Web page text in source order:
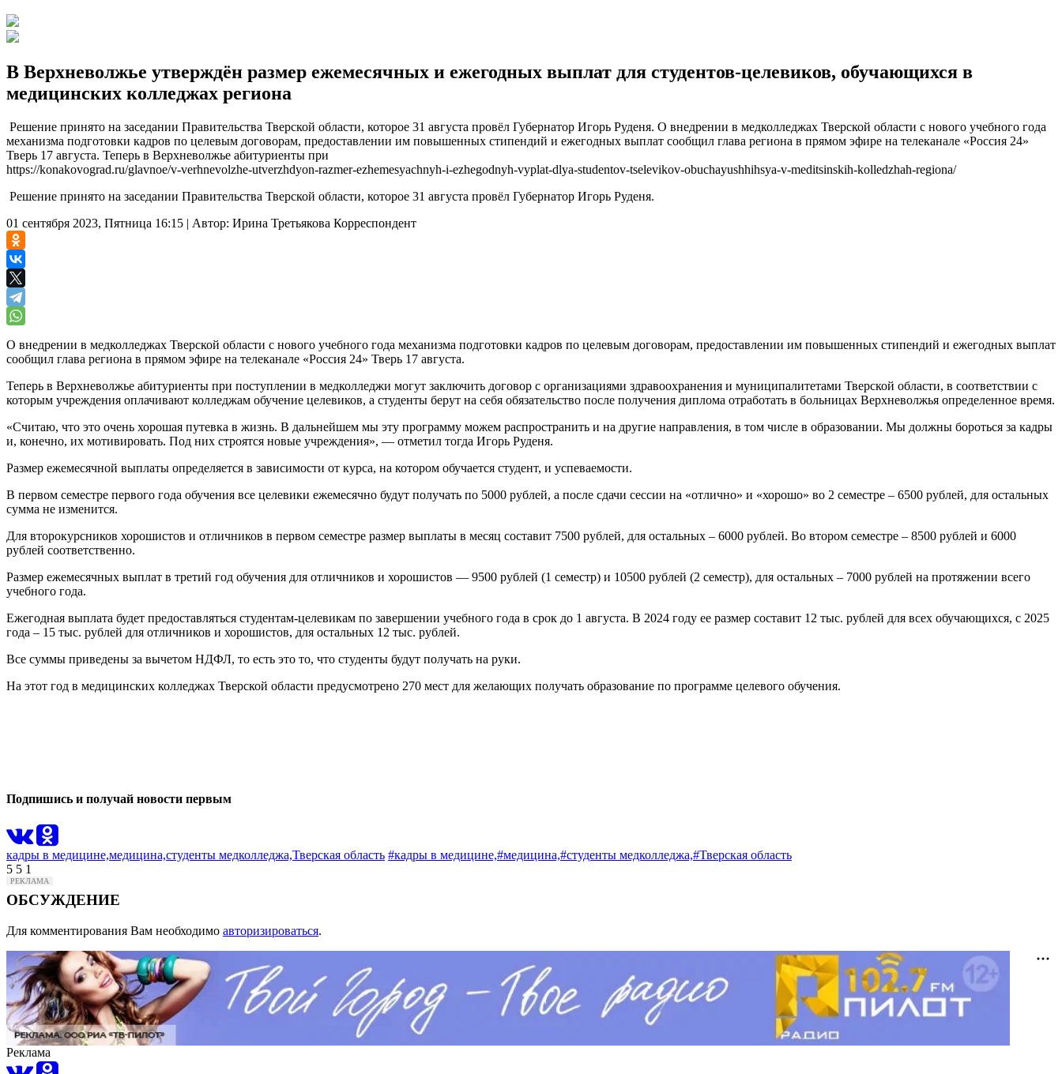
В Верхневолжье утверждён размер ежемесячных и ежегодных выплат для студентов-целевиков, обучающихся в
медицинских колледжах региона
Решение принято на заседании Правительства Тверской области, которое 31 августа провёл Губернатор Игорь Руденя. О внедрении в медколледжах Тверской области с нового учебного года
механизма подготовки кадров по целевым договорам, предоставлении им повышенных стипендий и ежегодных выплат сообщил глава региона в прямом эфире на телеканале «Россия 24»
Тверь 17 августа. Теперь в Верхневолжье абитуриенты при
https://konakovograd.ru/glavnoe/v-verhnevolzhe-utverzhdyon-razmer-ezhemesyachnyh-i-ezhegodnyh-vyplat-dlya-studentov-tselevikov-obuchayushhihsya-v-meditsinskih-kolledzhah-regiona/
Решение принято на заседании Правительства Тверской области, которое 31 августа провёл Губернатор Игорь Руденя.
01 сентября 2023, Пятница 16:15 | Автор: Ирина Третьякова Корреспондент
О внедрении в медколледжах Тверской области с нового учебного года механизма подготовки кадров по целевым договорам, предоставлении им повышенных стипендий и ежегодных выплат
сообщил глава региона в прямом эфире на телеканале «Россия 24» Тверь 17 августа.
Теперь в Верхневолжье абитуриенты при поступлении в медколледжи могут заключить договор с организациями здравоохранения и муниципалитетами Тверской области, в соответствии с
которым учреждения оплачивают колледжам обучение целевиков, а студенты берут на себя обязательство после получения диплома отработать в больницах Верхневолжья определенное время.
«Считаю, что это очень хорошая путевка в жизнь. В дальнейшем мы эту программу можем распространить и на другие направления, в том числе в образовании. Мы должны бороться за кадры
и, конечно, их мотивировать. Под них строятся новые учреждения», — отметил тогда Игорь Руденя.
Размер ежемесячной выплаты определяется в зависимости от курса, на котором обучается студент, и успеваемости.
В первом семестре первого года обучения все целевики ежемесячно будут получать по 5000 рублей, а после сдачи сессии на «отлично» и «хорошо» во 2 семестре – 6500 рублей, для остальных
сумма не изменится.
Для второкурсников хорошистов и отличников в первом семестре размер выплаты в месяц составит 7500 рублей, для остальных – 6000 рублей. Во втором семестре – 8500 рублей и 6000
рублей соответственно.
Размер ежемесячных выплат в третий год обучения для отличников и хорошистов — 9500 рублей (1 семестр) и 10500 рублей (2 семестр), для остальных – 7000 рублей на протяжении всего
учебного года.
Ежегодная выплата будет предоставляться студентам-целевикам по завершении учебного года в срок до 1 августа. В 2024 году ее размер составит 12 тыс. рублей для всех обучающихся, с 2025
года – 15 тыс. рублей для отличников и хорошистов, для остальных 12 тыс. рублей.
Все суммы приведены за вычетом НДФЛ, то есть это то, что студенты будут получать на руки.
На этот год в медицинских колледжах Тверской области предусмотрено 270 мест для желающих получать образование по программе целевого обучения.
Подпишись и получай новости первым
кадры в медицине,медицина,студенты медколледжа,Тверская область #кадры в медицине,#медицина,#студенты медколледжа,#Тверская область
5 5 1
ОБСУЖДЕНИЕ
Для комментирования Вам необходимо авторизироваться.
Реклама